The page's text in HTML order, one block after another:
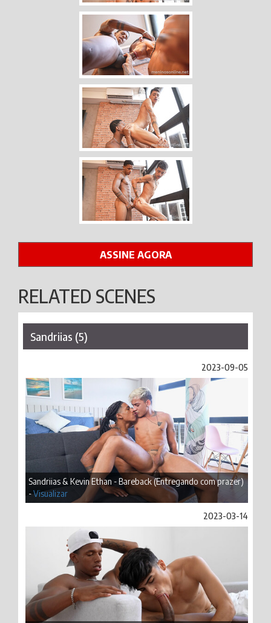
ASSINE AGORA
RELATED SCENES
Sandriias (5)
2023-09-05
Sandriias & Kevin Ethan - Bareback (Entregando com prazer)
-Visualizar
2023-03-14